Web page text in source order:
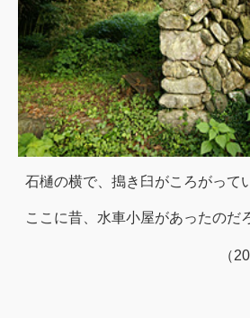
石樋の横で、搗き臼がころがって
ここに昔、水車小屋があったのだ
（